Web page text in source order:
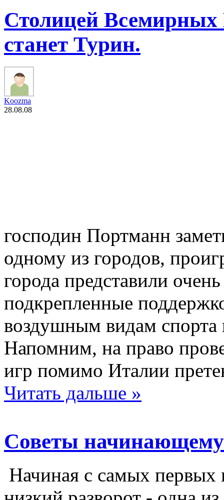
Столицей
станет Турин.
Koozma
28.08.08
господин Портманн
одному из городов,
города представили
подкрепленные
воздушным видам спорта
Напомним, на право
игр помимо Италии
Читать дальше »
Советы начинающему
Начиная с самых первых